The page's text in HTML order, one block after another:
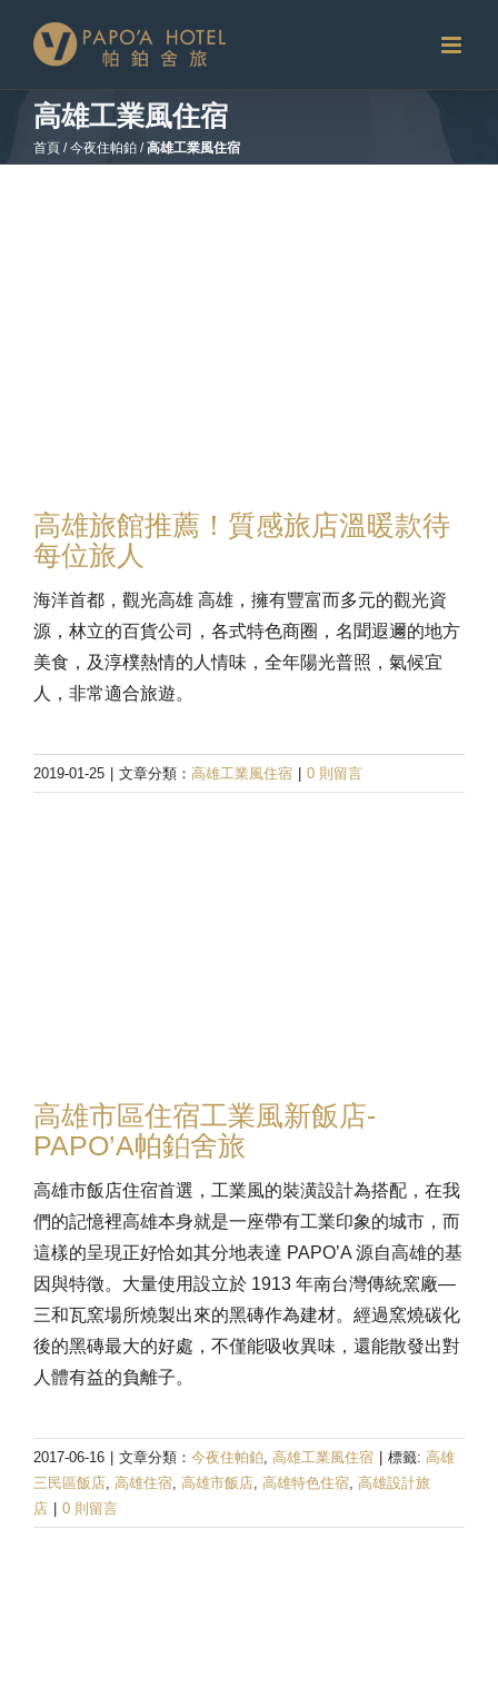
高雄工業風住宿
首頁 /今夜住帕鉑 /高雄工業風住宿
高雄旅館推薦！質感旅店溫暖款待
每位旅人
海洋首都，觀光高雄 高雄，擁有豐富而多元的觀光資
源，林立的百貨公司，各式特色商圈，名聞遐邇的地方
美食，及淳樸熱情的人情味，全年陽光普照，氣候宜
人，非常適合旅遊。
2019-01-25 | 文章分類： 高雄工業風住宿 | 0 則留言
高雄市區住宿工業風新飯店​-
PAPO’A帕鉑舍旅
高雄市飯店住宿首選，工業風的裝潢設計為搭配，在我
們的記憶裡高雄本身就是一座帶有工業印象的城市，而
這樣的呈現正好恰如其分地表達 PAPO’A 源自高雄的基
因與特徵。大量使用設立於 1913 年南台灣傳統窯廠—
三和瓦窯場所燒製出來的黑磚作為建材。經過窯燒碳化
後的黑磚最大的好處，不僅能吸收異味，還能散發出對
人體有益的負離子。
2017-06-16 | 文章分類： 今夜住帕鉑 高雄工業風住宿 | 標籤: 高雄
三民區飯店 高雄住宿 高雄市飯店 高雄特色住宿 高雄設計旅
店 | 0 則留言